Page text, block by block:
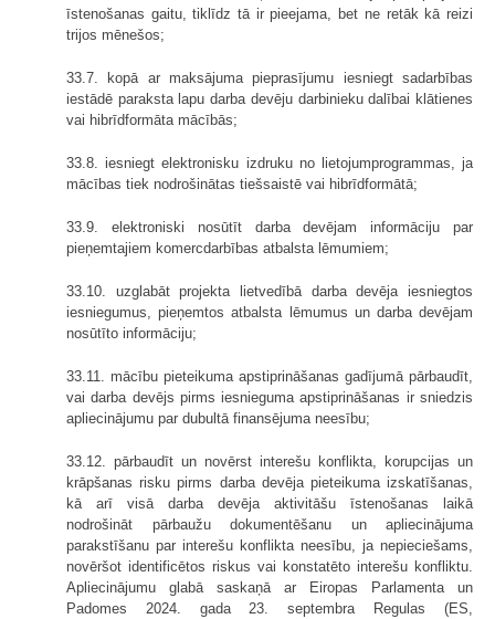
īstenošanas gaitu, tiklīdz tā ir pieejama, bet ne retāk kā reizi
trijos mēnešos;
33.7. kopā ar maksājuma pieprasījumu iesniegt sadarbības
iestādē paraksta lapu darba devēju darbinieku dalībai klātienes
vai hibrīdformāta mācībās;
33.8. iesniegt elektronisku izdruku no lietojumprogrammas, ja
mācības tiek nodrošinātas tiešsaistē vai hibrīdformātā;
33.9. elektroniski nosūtīt darba devējam informāciju par
pieņemtajiem komercdarbības atbalsta lēmumiem;
33.10. uzglabāt projekta lietvedībā darba devēja iesniegtos
iesniegumus, pieņemtos atbalsta lēmumus un darba devējam
nosūtīto informāciju;
33.11. mācību pieteikuma apstiprināšanas gadījumā pārbaudīt,
vai darba devējs pirms iesnieguma apstiprināšanas ir sniedzis
apliecinājumu par dubultā finansējuma neesību;
33.12. pārbaudīt un novērst interešu konflikta, korupcijas un
krāpšanas risku pirms darba devēja pieteikuma izskatīšanas,
kā arī visā darba devēja aktivitāšu īstenošanas laikā
nodrošināt pārbaužu dokumentēšanu un apliecinājuma
parakstīšanu par interešu konflikta neesību, ja nepieciešams,
novēršot identificētos riskus vai konstatēto interešu konfliktu.
Apliecinājumu glabā saskaņā ar Eiropas Parlamenta un
Padomes 2024. gada 23. septembra Regulas (ES,